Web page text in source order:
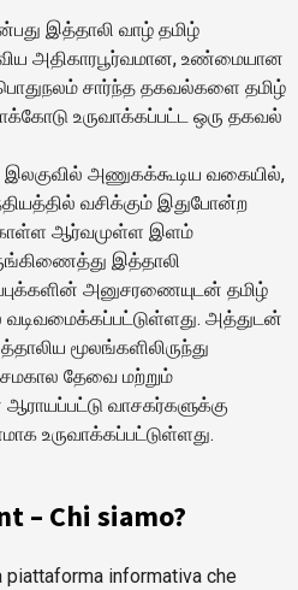
இத்தாலி வாழ் தமிழ்
அதிகாரபூர்வமான, உண்மையான
சார்ந்த தகவல்களை தமிழ்
உருவாக்கப்பட்ட ஒரு தகவல்
அணுகக்கூடிய வகையில்,
வசிக்கும் இதுபோன்ற
ஆர்வமுள்ள இளம்
இத்தாலி
அனுசரணையுடன் தமிழ்
அத்துடன்
மூலங்களிலிருந்து
சமகால தேவை மற்றும்
வாசகர்களுக்கு
உருவாக்கப்பட்டுள்ளது.
– Chi siamo?
piattaforma informativa che